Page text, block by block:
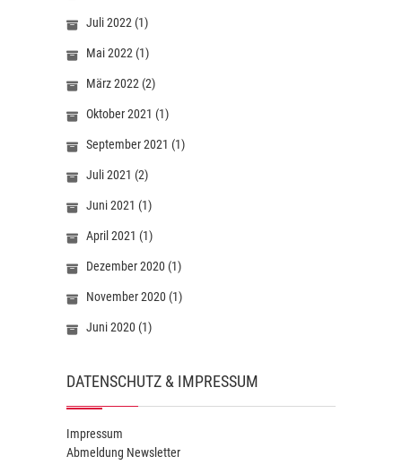
Juli 2022 (1)
Mai 2022 (1)
März 2022 (2)
Oktober 2021 (1)
September 2021 (1)
Juli 2021 (2)
Juni 2021 (1)
April 2021 (1)
Dezember 2020 (1)
November 2020 (1)
Juni 2020 (1)
DATENSCHUTZ & IMPRESSUM
Impressum
Abmeldung Newsletter